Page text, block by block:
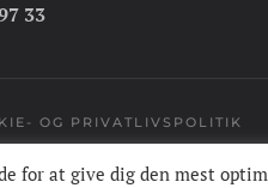
33
OG PRIVATLIVSPOLITIK
for at give dig den mest